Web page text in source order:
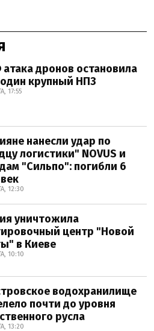
дронов остановила
крупный НПЗ
17:55
нанесли удар по
логистики" NOVUS и
"Сильпо": погибли 6
12:30
уничтожила
центр "Новой
в Киеве
10:10
водохранилище
почти до уровня
русла
13:20